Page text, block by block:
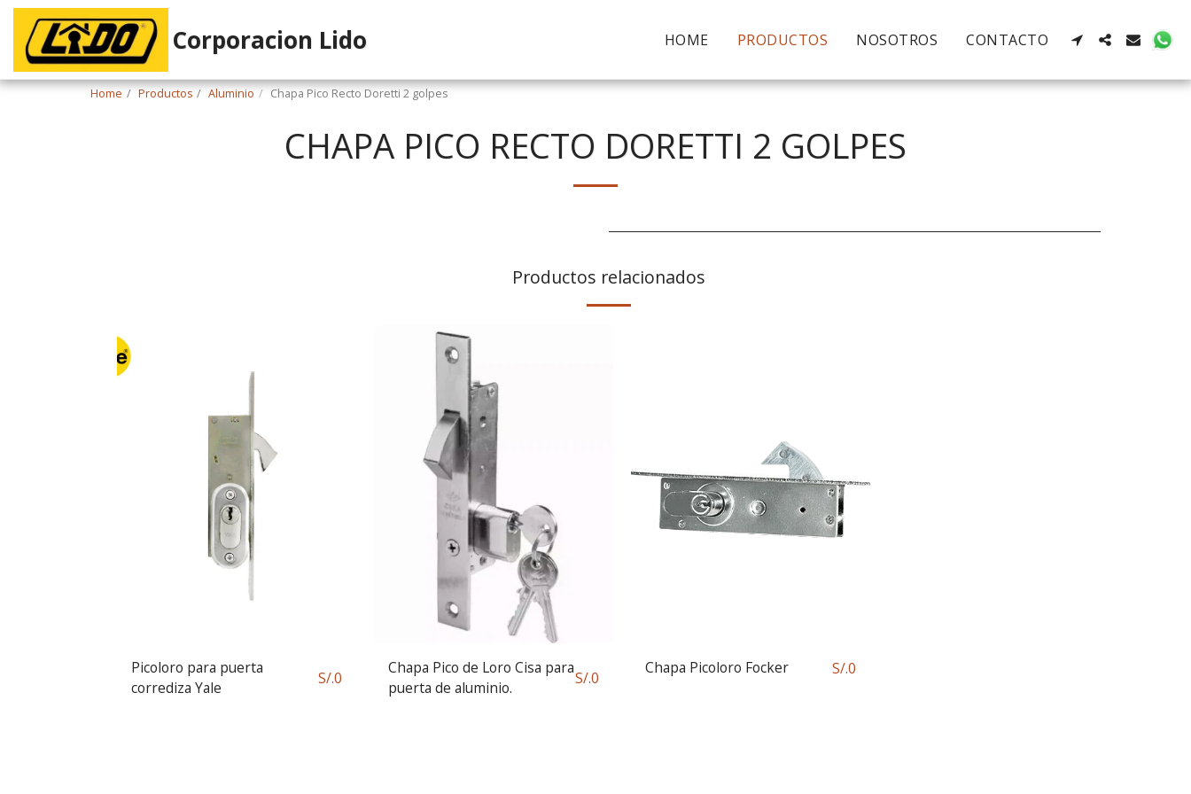
Corporacion Lido HOME PRODUCTOS NOSOTROS CONTACTO
Home Productos Aluminio Chapa Pico Recto Doretti 2 golpes
CHAPA PICO RECTO DORETTI 2 GOLPES
Productos relacionados
Picoloro para puerta
corrediza Yale
S/.0
Chapa Pico de Loro Cisa para
puerta de aluminio.
S/.0
Chapa Picoloro Focker S/.0